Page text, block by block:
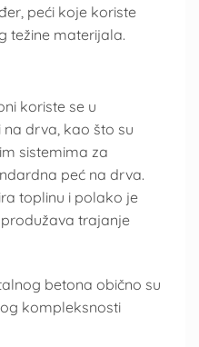
peći koje koriste
težine materijala.
koriste se u
drva, kao što su
sistemima za
peć na drva.
toplinu i polako je
trajanje
betona obično su
kompleksnosti